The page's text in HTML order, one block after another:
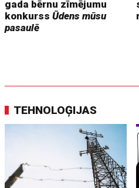
gada bērnu zīmējumu
konkurssŪdens mūsu
pasaulē
TEHNOLOĢIJAS